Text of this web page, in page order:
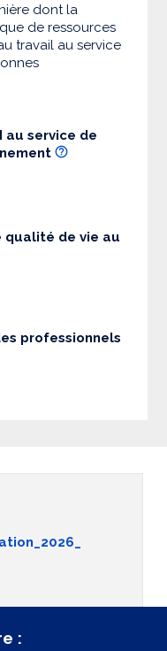
dont la
de ressources
travail au service
au service de
qualité de vie au
professionnels
: